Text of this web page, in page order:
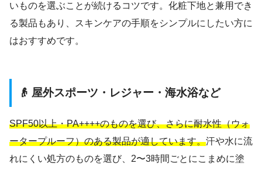
いものを選ぶことが続けるコツです。化粧下地と兼用でき
る製品もあり、スキンケアの手順をシンプルにしたい方に
はおすすめです。
👴 屋外スポーツ・レジャー・海水浴など
SPF50以上・PA++++のものを選び、さらに耐水性（ウォ
ータープルーフ）のある製品が適しています。汗や水に流
れにくい処方のものを選び、2〜3時間ごとにこまめに塗